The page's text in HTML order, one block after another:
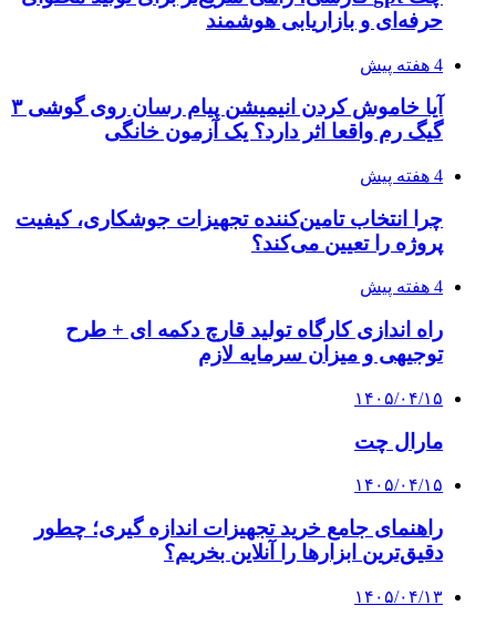
حرفه‌ای و بازاریابی هوشمند
4 هفته پیش
آیا خاموش کردن انیمیشن پیام رسان روی گوشی ۳
گیگ رم واقعا اثر دارد؟ یک آزمون خانگی
4 هفته پیش
چرا انتخاب تامین‌کننده تجهیزات جوشکاری، کیفیت
پروژه را تعیین می‌کند؟
4 هفته پیش
راه اندازی کارگاه تولید قارچ دکمه ای + طرح
توجیهی و میزان سرمایه لازم
۱۴۰۵/۰۴/۱۵
مارال چت
۱۴۰۵/۰۴/۱۵
راهنمای جامع خرید تجهیزات اندازه گیری؛ چطور
دقیق‌ترین ابزارها را آنلاین بخریم؟
۱۴۰۵/۰۴/۱۳